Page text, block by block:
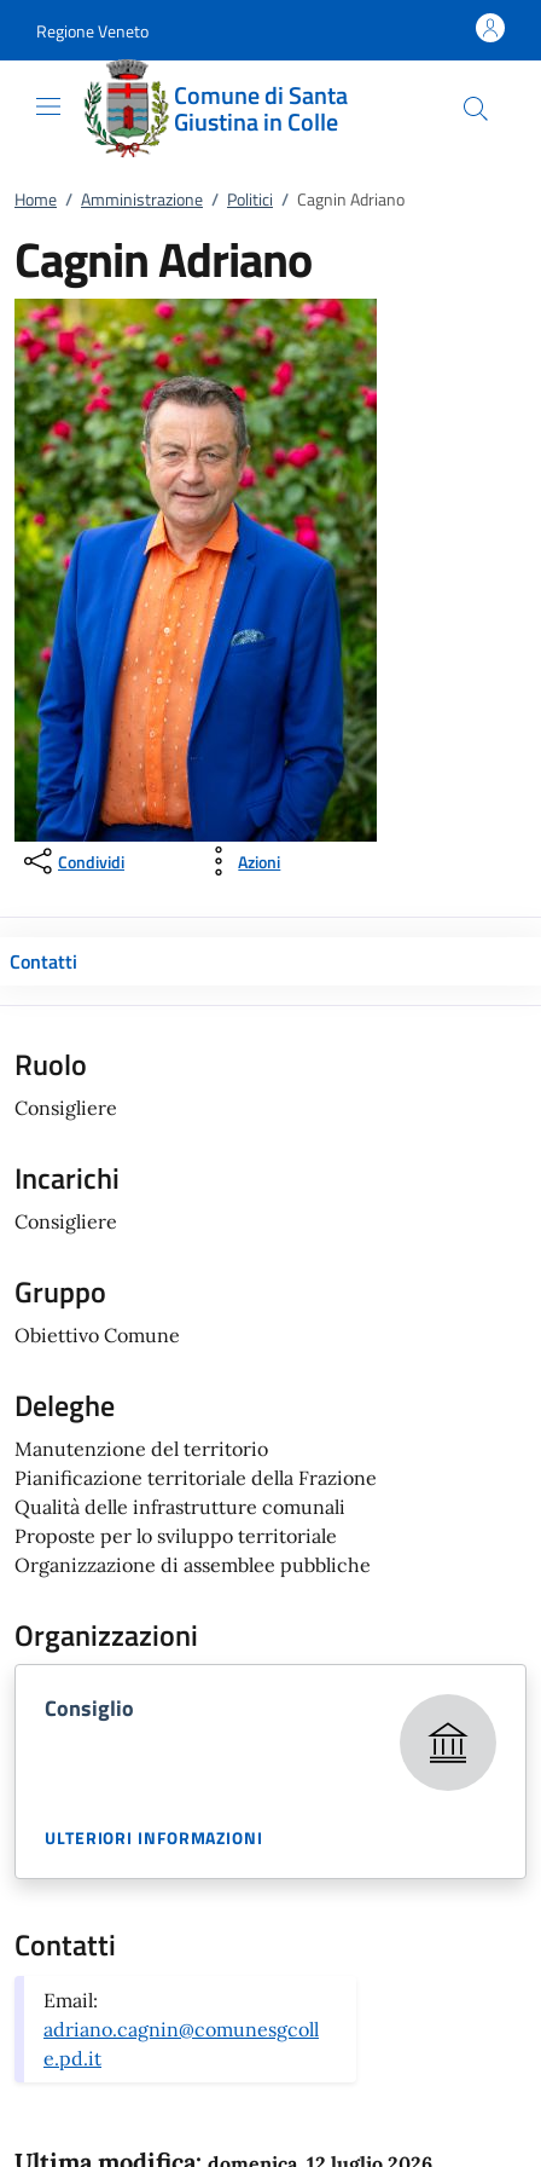
Regione Veneto
Comune di Santa
Giustina in Colle
Home / Amministrazione / Politici / Cagnin Adriano
Cagnin Adriano
Condividi Azioni
Contatti
Ruolo
Consigliere
Incarichi
Consigliere
Gruppo
Obiettivo Comune
Deleghe
Manutenzione del territorio
Pianificazione territoriale della Frazione
Qualità delle infrastrutture comunali
Proposte per lo sviluppo territoriale
Organizzazione di assemblee pubbliche
Organizzazioni
Consiglio
ULTERIORI INFORMAZIONI
Contatti
Email:
adriano.cagnin@comunesgcoll
e.pd.it